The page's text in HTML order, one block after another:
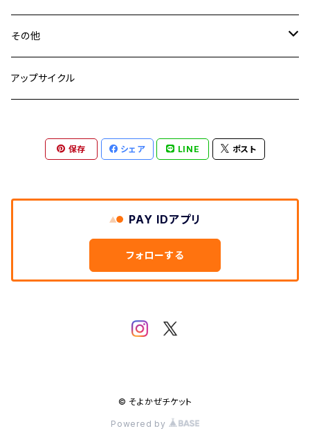
その他
fuber diner
アップサイクル
保存 シェア LINE ポスト
PAY IDアプリ
フォローする
© そよかぜチケット
Powered by